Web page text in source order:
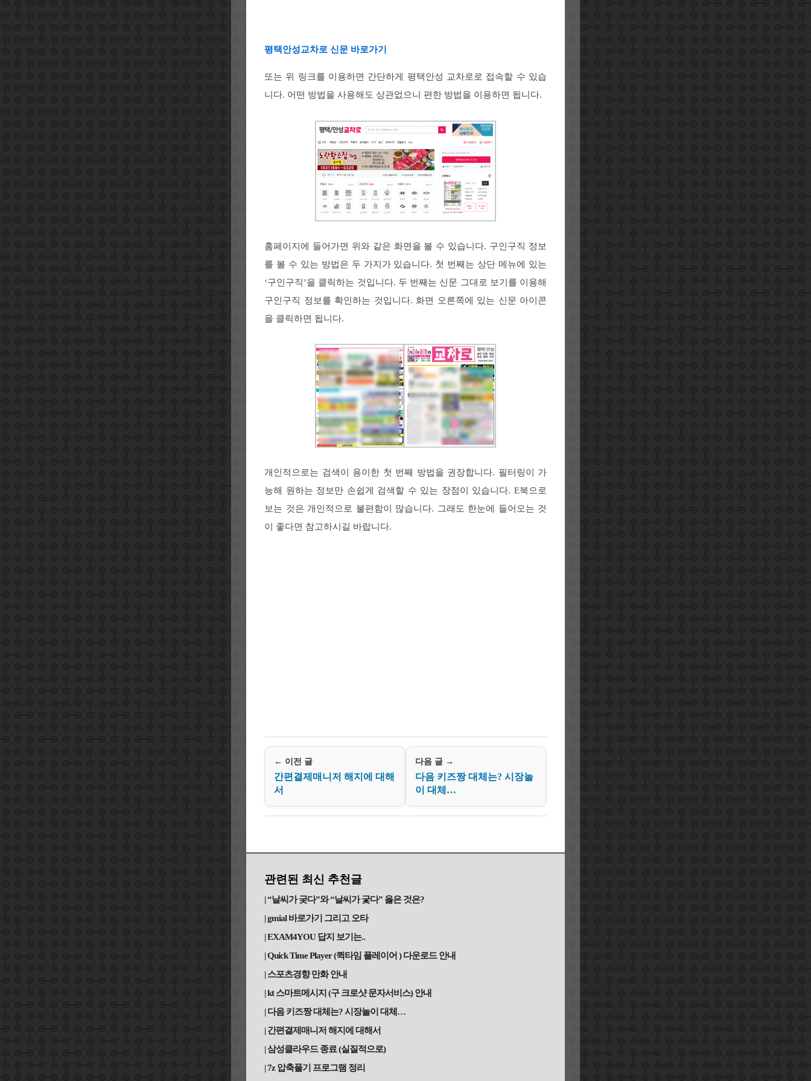
평택안성교차로 신문 바로가기
또는 위 링크를 이용하면 간단하게 평택안성 교차로로 접속할 수 있습
니다. 어떤 방법을 사용해도 상관없으니 편한 방법을 이용하면 됩니다.
홈페이지에 들어가면 위와 같은 화면을 볼 수 있습니다. 구인구직 정보
를 볼 수 있는 방법은 두 가지가 있습니다. 첫 번째는 상단 메뉴에 있는
‘구인구직’을 클릭하는 것입니다. 두 번째는 신문 그대로 보기를 이용해
구인구직 정보를 확인하는 것입니다. 화면 오른쪽에 있는 신문 아이콘
을 클릭하면 됩니다.
개인적으로는 검색이 용이한 첫 번째 방법을 권장합니다. 필터링이 가
능해 원하는 정보만 손쉽게 검색할 수 있는 장점이 있습니다. E북으로
보는 것은 개인적으로 불편함이 많습니다. 그래도 한눈에 들어오는 것
이 좋다면 참고하시길 바랍니다.
← 이전 글
간편결제매니저 해지에 대해
서
다음 글 →
다음 키즈짱 대체는? 시장놀
이 대체…
관련된 최신 추천글
“날씨가 궂다”와 “날씨가 궃다” 옳은 것은?
gmial 바로가기 그리고 오타
EXAM4YOU 답지 보기는..
Quick Time Player (퀵타임 플레이어 ) 다운로드 안내
스포츠경향 만화 안내
kt 스마트메시지 (구 크로샷 문자서비스) 안내
다음 키즈짱 대체는? 시장놀이 대체…
간편결제매니저 해지에 대해서
삼성클라우드 종료 (실질적으로)
7z 압축풀기 프로그램 정리